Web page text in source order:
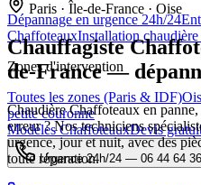
Dépannage en urgence 24h/24
ChaffoteauxInstallation
Zones d'intervention
Toutes les zones (Paris & IDF)
petite couronne
Modèles ChaffoteauxDevis
Urgence 24h/24 — 06 44 64
Paris · Île-de-France · Oise
Chauffagiste
de-France —
Chaudière Chaffoteaux en
erreur ? Nos techniciens
urgence, jour et nuit, avec des
toute réparation.